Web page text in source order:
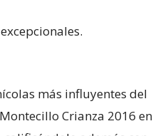
más influyentes del
Crianza 2016 en